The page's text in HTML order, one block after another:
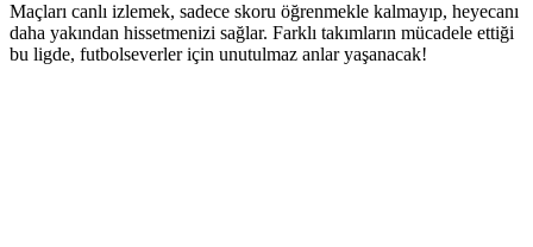
Maçları canlı izlemek, sadece skoru öğrenmekle kalmayıp, heyecanı
daha yakından hissetmenizi sağlar. Farklı takımların mücadele ettiği
bu ligde, futbolseverler için unutulmaz anlar yaşanacak!